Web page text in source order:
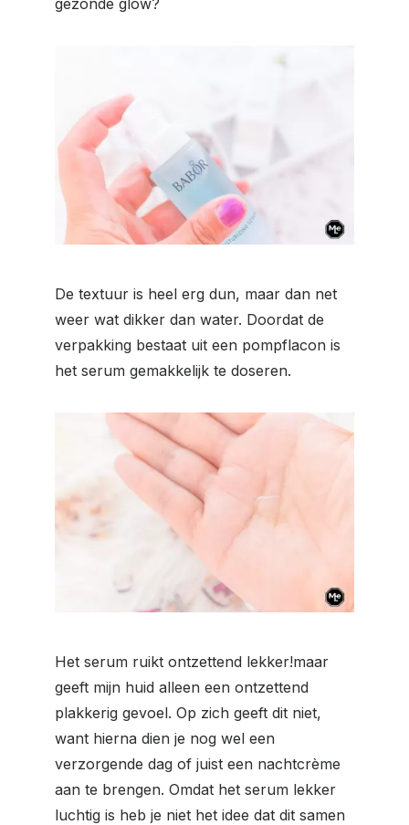
De textuur is heel erg dun, maar dan net
weer wat dikker dan water. Doordat de
verpakking bestaat uit een pompflacon is
het serum gemakkelijk te doseren.
Het serum ruikt ontzettend lekker!maar
geeft mijn huid alleen een ontzettend
plakkerig gevoel. Op zich geeft dit niet,
want hierna dien je nog wel een
verzorgende dag of juist een nachtcrème
aan te brengen. Omdat het serum lekker
luchtig is heb je niet het idee dat dit samen